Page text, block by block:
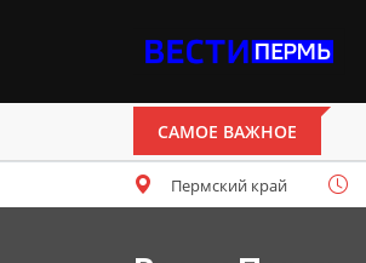
САМОЕ ВАЖНОЕ
Пермский край